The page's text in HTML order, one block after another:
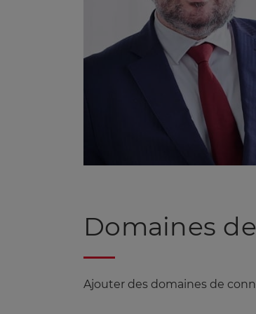
Domaines
Ajouter des domaines de